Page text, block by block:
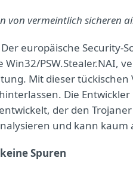
von vermeintlich
europäische Security-
PSW.Stealer.NAI,
Mit dieser
Die
der den
und kann
Spuren